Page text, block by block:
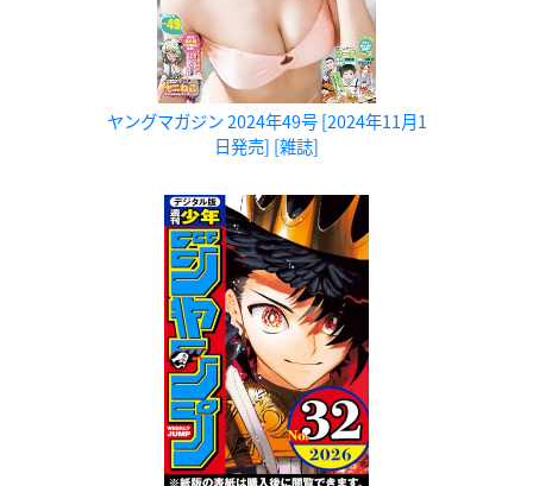
ヤングマガジン 2024年49号 [2024年11月1
日発売] [雑誌]